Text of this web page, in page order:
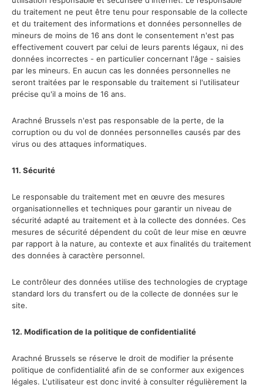
du traitement ne peut être tenu pour responsable de la collecte
et du traitement des informations et données personnelles de
mineurs de moins de 16 ans dont le consentement n'est pas
effectivement couvert par celui de leurs parents légaux, ni des
données incorrectes - en particulier concernant l'âge - saisies
par les mineurs. En aucun cas les données personnelles ne
seront traitées par le responsable du traitement si l'utilisateur
précise qu'il a moins de 16 ans.
Arachné Brussels n'est pas responsable de la perte, de la
corruption ou du vol de données personnelles causés par des
virus ou des attaques informatiques.
11. Sécurité
Le responsable du traitement met en œuvre des mesures
organisationnelles et techniques pour garantir un niveau de
sécurité adapté au traitement et à la collecte des données. Ces
mesures de sécurité dépendent du coût de leur mise en œuvre
par rapport à la nature, au contexte et aux finalités du traitement
des données à caractère personnel.
Le contrôleur des données utilise des technologies de cryptage
standard lors du transfert ou de la collecte de données sur le
site.
12. Modification de la politique de confidentialité
Arachné Brussels se réserve le droit de modifier la présente
politique de confidentialité afin de se conformer aux exigences
légales. L'utilisateur est donc invité à consulter régulièrement la